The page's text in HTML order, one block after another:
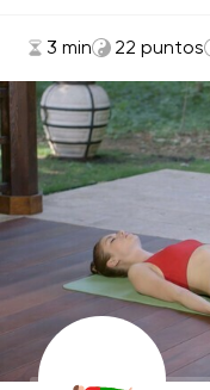
3 min 22 puntos